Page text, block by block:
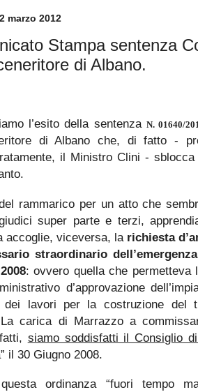
marzo 2012
Stampa sentenza
di Albano.
l’esito della sentenza N. 01640/
di Albano che, di fatto -
il Ministro Clini -
rammarico per un atto che
super parte e terzi,
accoglie, viceversa, la richiesta
straordinario
: ovvero quella che permetteva
d’approvazione
dei lavori per la costruzione del
carica di Marrazzo a
siamo soddisfatti il Consiglio
il 30 Giugno 2008.
ordinanza “fuori tempo